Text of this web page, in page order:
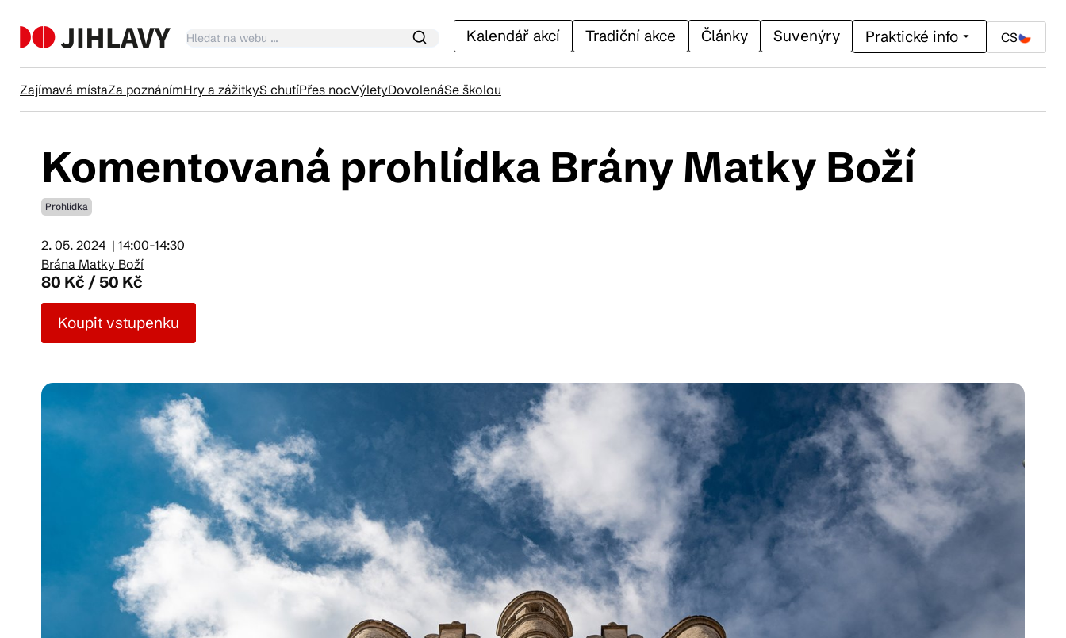
Kalendář akcí Tradiční akce Články Suvenýry Praktické info CS
Zajímavá místaZa poznánímHry a zážitkyS chutíPřes nocVýletyDovolenáSe školou
Kalendář akcí
CS DE
© 2026 Brána Jihlavy
Komentovaná prohlídka Brány Matky Boží
Prohlídka
2. 05. 2024 | 14:00-14:30
Brána Matky Boží
80 Kč / 50 Kč
Koupit vstupenku